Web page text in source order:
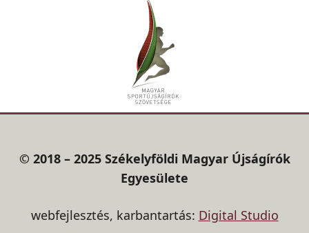
© 2018 – 2025 Székelyföldi Magyar Újságírók
Egyesülete
webfejlesztés, karbantartás: Digital Studio